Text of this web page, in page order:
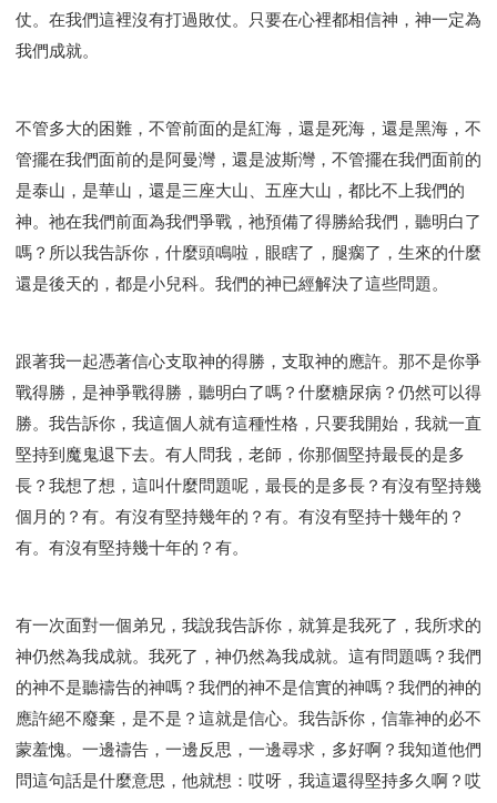
仗。在我們這裡沒有打過敗仗。只要在心裡都相信神，神一定為
我們成就。
不管多大的困難，不管前面的是紅海，還是死海，還是黑海，不
管擺在我們面前的是阿曼灣，還是波斯灣，不管擺在我們面前的
是泰山，是華山，還是三座大山、五座大山，都比不上我們的
神。祂在我們前面為我們爭戰，祂預備了得勝給我們，聽明白了
嗎？所以我告訴你，什麼頭鳴啦，眼瞎了，腿瘸了，生來的什麼
還是後天的，都是小兒科。我們的神已經解決了這些問題。
跟著我一起憑著信心支取神的得勝，支取神的應許。那不是你爭
戰得勝，是神爭戰得勝，聽明白了嗎？什麼糖尿病？仍然可以得
勝。我告訴你，我這個人就有這種性格，只要我開始，我就一直
堅持到魔鬼退下去。有人問我，老師，你那個堅持最長的是多
長？我想了想，這叫什麼問題呢，最長的是多長？有沒有堅持幾
個月的？有。有沒有堅持幾年的？有。有沒有堅持十幾年的？
有。有沒有堅持幾十年的？有。
有一次面對一個弟兄，我說我告訴你，就算是我死了，我所求的
神仍然為我成就。我死了，神仍然為我成就。這有問題嗎？我們
的神不是聽禱告的神嗎？我們的神不是信實的神嗎？我們的神的
應許絕不廢棄，是不是？這就是信心。我告訴你，信靠神的必不
蒙羞愧。一邊禱告，一邊反思，一邊尋求，多好啊？我知道他們
問這句話是什麼意思，他就想：哎呀，我這還得堅持多久啊？哎